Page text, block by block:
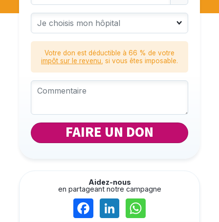
Votre don est déductible à 66 % de votre
impôt sur le revenu, si vous êtes imposable.
FAIRE UN DON
Aidez-nous
en partageant notre campagne